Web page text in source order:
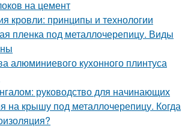
на цемент
кровли: принципы и технологии
пленка под металлочерепицу. Виды
алюминиевого кухонного плинтуса
руководство для начинающих
на крышу под металлочерепицу. Когда